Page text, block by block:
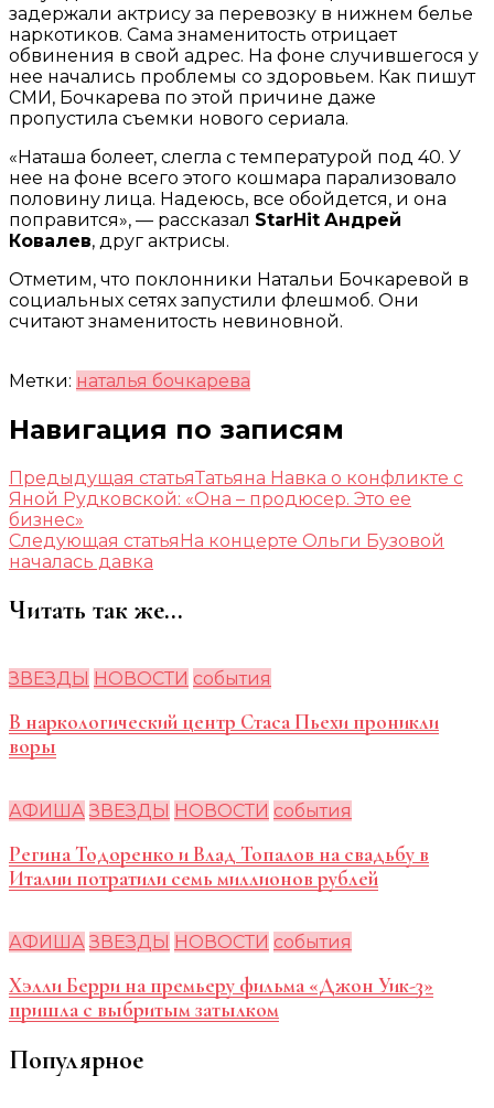
задержали актрису за перевозку в нижнем белье
наркотиков. Сама знаменитость отрицает
обвинения в свой адрес. На фоне случившегося у
нее начались проблемы со здоровьем. Как пишут
СМИ, Бочкарева по этой причине даже
пропустила съемки нового сериала.
«Наташа болеет, слегла с температурой под 40. У
нее на фоне всего этого кошмара парализовало
половину лица. Надеюсь, все обойдется, и она
поправится», — рассказал StarHit Андрей
Ковалев, друг актрисы.
Отметим, что поклонники Натальи Бочкаревой в
социальных сетях запустили флешмоб. Они
считают знаменитость невиновной.
Метки: наталья бочкарева
Навигация по записям
Предыдущая статьяТатьяна Навка о конфликте с
Яной Рудковской: «Она – продюсер. Это ее
бизнес»
Следующая статьяНа концерте Ольги Бузовой
началась давка
Читать так же...
ЗВЕЗДЫ НОВОСТИ события
В наркологический центр Стаса Пьехи проникли
воры
АФИША ЗВЕЗДЫ НОВОСТИ события
Регина Тодоренко и Влад Топалов на свадьбу в
Италии потратили семь миллионов рублей
АФИША ЗВЕЗДЫ НОВОСТИ события
Хэлли Берри на премьеру фильма «Джон Уик-3»
пришла с выбритым затылком
Популярное